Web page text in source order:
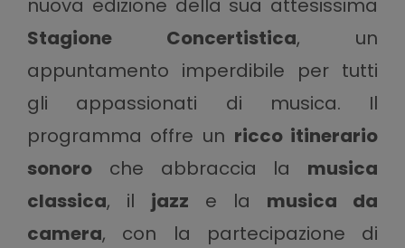
Stagione Concertistica, un
appuntamento imperdibile per tutti
gli appassionati di musica. Il
programma offre un ricco itinerario
sonoroche abbraccia la musica
classica, il jazz e la musica da
camera, con la partecipazione di